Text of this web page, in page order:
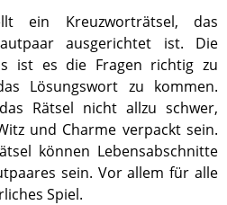
ein Kreuzworträtsel, das
ausgerichtet ist. Die
ist es die Fragen richtig zu
Lösungswort zu kommen.
Rätsel nicht allzu schwer,
und Charme verpackt sein.
können Lebensabschnitte
sein. Vor allem für alle
Spiel.